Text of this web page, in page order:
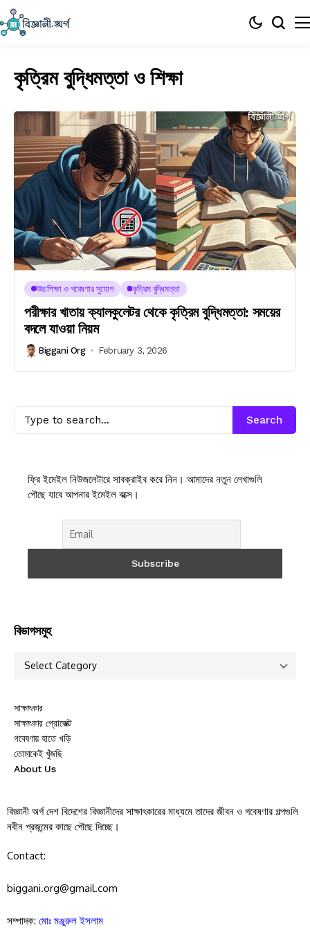
কৃত্রিম বুদ্ধিমত্তা ও শিক্ষা
উচ্চশিক্ষা ও গবেষণার সুযোগ কৃত্রিম বুদ্ধিমত্তা
পরীক্ষার খাতায় ক্যালকুলেটর থেকে কৃত্রিম বুদ্ধিমত্তা: সময়ের
বদলে যাওয়া নিয়ম
Biggani Org February 3, 2026
Search
ফ্রি ইমেইল নিউজলেটারে সাবক্রাইব করে নিন। আমাদের নতুন লেখাগুলি
পৌছে যাবে আপনার ইমেইল বক্সে।
বিভাগসমুহ
সাক্ষাৎকার
সাক্ষাৎকার প্রোজেক্ট
গবেষণায় হাতে খড়ি
তোমাকেই খুঁজছি
About Us
বিজ্ঞানী অর্গ দেশ বিদেশের বিজ্ঞানীদের সাক্ষাৎকারের মাধ্যমে তাদের জীবন ও গবেষণার গল্পগুলি
নবীন প্রজন্মের কাছে পৌছে দিচ্ছে।
Contact:
biggani.org@gmail.com
সম্পাদক: মোঃ মঞ্জুরুল ইসলাম